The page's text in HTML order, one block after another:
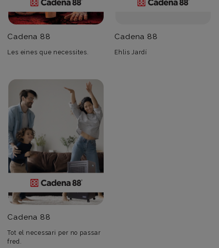
Cadena 88
Les eines que necessites.
Cadena 88
Ehlis Jardí
Cadena 88
Tot el necessari per no passar
fred.